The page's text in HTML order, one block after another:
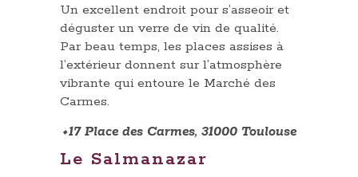
Un excellent endroit pour s’asseoir et
déguster un verre de vin de qualité.
Par beau temps, les places assises à
l’extérieur donnent sur l’atmosphère
vibrante qui entoure le Marché des
Carmes.
⬩17 Place des Carmes, 31000 Toulouse
Le Salmanazar